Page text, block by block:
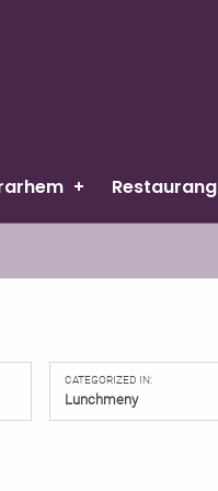
Restaurang
CATEGORIZED IN:
Lunchmeny